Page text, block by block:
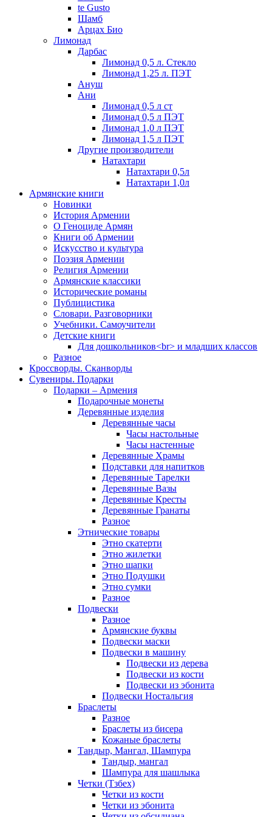
te Gusto
Шамб
Арцах Био
Лимонад
Дарбас
Лимонад 0,5 л. Стекло
Лимонад 1,25 л. ПЭТ
Ануш
Ани
Лимонад 0,5 л ст
Лимонад 0,5 л ПЭТ
Лимонад 1,0 л ПЭТ
Лимонад 1,5 л ПЭТ
Другие производители
Натахтари
Натахтари 0,5л
Натахтари 1,0л
Армянские книги
Новинки
История Армении
О Геноциде Армян
Книги об Армении
Иcкусство и культура
Поэзия Армении
Религия Армении
Армянские классики
Исторические романы
Публицистика
Словари. Разговорники
Учебники. Самоучители
Детские книги
Для дошкольников<br> и младших классов
Разное
Кроссворды. Сканворды
Сувениры. Подарки
Подарки – Армения
Подарочные монеты
Деревянные изделия
Деревянные часы
Часы настольные
Часы настенные
Деревянные Храмы
Подставки для напитков
Деревянные Тарелки
Деревянные Вазы
Деревянные Кресты
Деревянные Гранаты
Разное
Этнические товары
Этно скатерти
Этно жилетки
Этно шапки
Этно Подушки
Этно сумки
Разное
Подвески
Разное
Армянские буквы
Подвески маски
Подвески в машину
Подвески из дерева
Подвески из кости
Подвески из эбонита
Подвески Ностальгия
Браслеты
Разное
Браслеты из бисера
Кожаные браслеты
Тандыр, Мангал, Шампура
Тандыр, мангал
Шампура для шашлыка
Четки (Тзбех)
Четки из кости
Четки из эбонита